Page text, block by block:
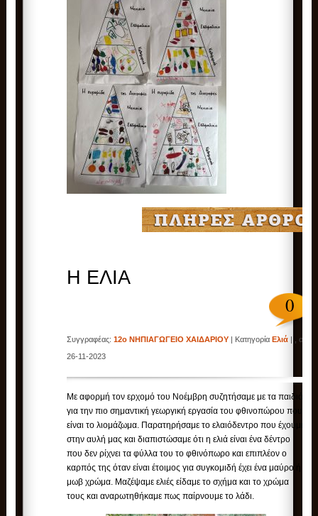
Η ΕΛΙΑ
0
Συγγραφέας:12ο ΝΗΠΙΑΓΩΓΕΙΟ ΧΑΙΔΑΡΙΟΥ | ΚατηγορίαΕλιά | , στις
26-11-2023
Με αφορμή τον ερχομό του Νοέμβρη συζητήσαμε με τα παιδιά
για την πιο σημαντική γεωργική εργασία του φθινοπώρου που
είναι το λιομάζωμα. Παρατηρήσαμε το ελαιόδεντρο που έχουμε
στην αυλή μας και διαπιστώσαμε ότι η ελιά είναι ένα δέντρο
που δεν ρίχνει τα φύλλα του το φθινόπωρο και επιπλέον ο
καρπός της όταν είναι έτοιμος για συγκομιδή έχει ένα μαύρο ή
μωβ χρώμα. Μαζέψαμε ελιές είδαμε το σχήμα και το χρώμα
τους και αναρωτηθήκαμε πως παίρνουμε το λάδι.